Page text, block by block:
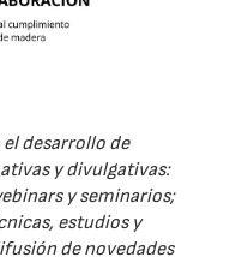
desarrollo de
y divulgativas:
y seminarios;
estudios y
de novedades